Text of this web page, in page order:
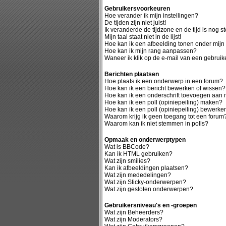
Gebruikersvoorkeuren
Hoe verander ik mijn instellingen?
De tijden zijn niet juist!
Ik veranderde de tijdzone en de tijd is nog
Mijn taal staat niet in de lijst!
Hoe kan ik een afbeelding tonen onder
Hoe kan ik mijn rang aanpassen?
Waneer ik klik op de e-mail van een
Berichten plaatsen
Hoe plaats ik een onderwerp in een forum?
Hoe kan ik een bericht bewerken of wissen?
Hoe kan ik een onderschrift toevoegen aan
Hoe kan ik een poll (opiniepeiling) maken?
Hoe kan ik een poll (opiniepeiling)
Waarom krijg ik geen toegang tot een
Waarom kan ik niet stemmen in polls?
Opmaak en onderwerptypen
Wat is BBCode?
Kan ik HTML gebruiken?
Wat zijn smilies?
Kan ik afbeeldingen plaatsen?
Wat zijn mededelingen?
Wat zijn Sticky-onderwerpen?
Wat zijn gesloten onderwerpen?
Gebruikersniveau's en -groepen
Wat zijn Beheerders?
Wat zijn Moderators?